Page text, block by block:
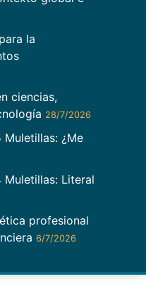
la
ciencias,
28/7/2026
Muletillas: ¿Me
Muletillas: Literal
profesional
6/7/2026